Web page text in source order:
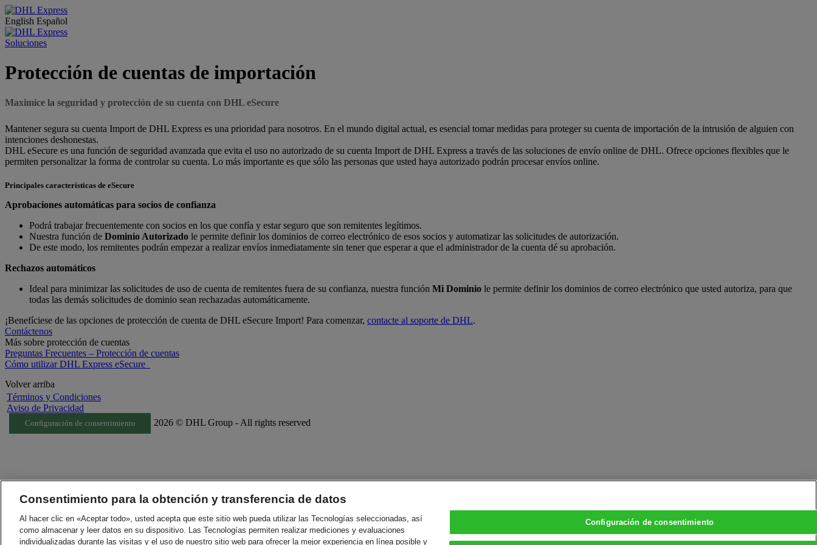
English Español
Soluciones
Protección de cuentas de importación
Maximice la seguridad y protección de su cuenta con DHL eSecure
Mantener segura su cuenta Import de DHL Express es una prioridad para nosotros. En el mundo digital actual, es esencial tomar medidas para proteger su cuenta de importación de la intrusión de alguien con
intenciones deshonestas.
DHL eSecure es una función de seguridad avanzada que evita el uso no autorizado de su cuenta Import de DHL Express a través de las soluciones de envío online de DHL. Ofrece opciones flexibles que le
permiten personalizar la forma de controlar su cuenta. Lo más importante es que sólo las personas que usted haya autorizado podrán procesar envíos online.
Principales características de eSecure
Aprobaciones automáticas para socios de confianza
Podrá trabajar frecuentemente con socios en los que confía y estar seguro que son remitentes legítimos.
Nuestra función de Dominio Autorizado le permite definir los dominios de correo electrónico de esos socios y automatizar las solicitudes de autorización.
De este modo, los remitentes podrán empezar a realizar envíos inmediatamente sin tener que esperar a que el administrador de la cuenta dé su aprobación.
Rechazos automáticos
Ideal para minimizar las solicitudes de uso de cuenta de remitentes fuera de su confianza, nuestra función Mi Dominio le permite definir los dominios de correo electrónico que usted autoriza, para que
todas las demás solicitudes de dominio sean rechazadas automáticamente.
¡Benefíciese de las opciones de protección de cuenta de DHL eSecure Import! Para comenzar, contacte al soporte de DHL.
Contáctenos
Más sobre protección de cuentas
Preguntas Frecuentes – Protección de cuentas
Cómo utilizar DHL Express eSecure
Volver arriba
Términos y Condiciones
Aviso de Privacidad
Configuración de consentimiento 2026 © DHL Group - All rights reserved
Consentimiento para la obtención y transferencia de datos
Al hacer clic en «Aceptar todo», usted acepta que este sitio web pueda utilizar las Tecnologías seleccionadas, así
como almacenar y leer datos en su dispositivo. Las Tecnologías permiten realizar mediciones y evaluaciones
individualizadas durante las visitas y el uso de nuestro sitio web para ofrecer la mejor experiencia en línea posible y
Configuración de consentimiento